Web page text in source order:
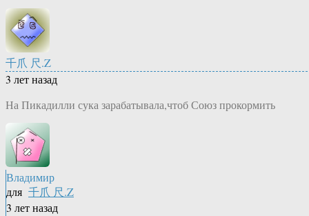
千爪 尺.Z
3 лет назад
На Пикадилли сука зарабатывала,чтоб Союз прокормить
Владимир
для 千爪 尺.Z
3 лет назад